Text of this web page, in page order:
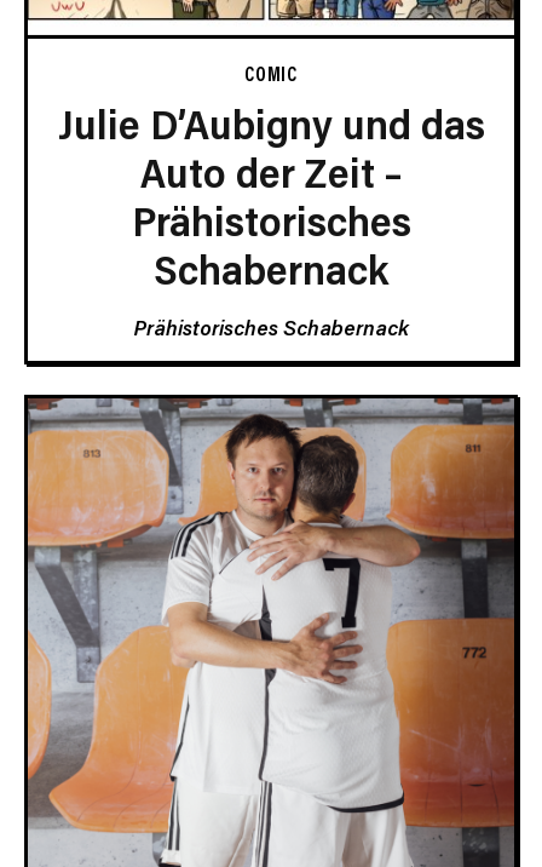
COMIC
Julie D’Aubigny und das
Auto der Zeit –
Prähistorisches
Schabernack
Prähistorisches Schabernack